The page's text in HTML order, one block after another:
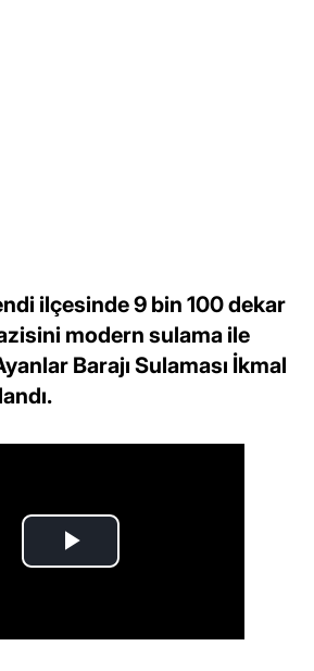
ilçesinde 9 bin 100 dekar
modern sulama ile
Barajı Sulaması İkmal